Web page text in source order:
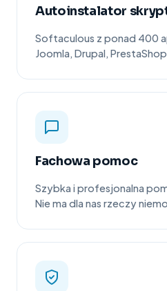
Autoinstalator
Softaculous z ponad 400
Joomla, Drupal,
Fachowa pomoc
Szybka i profesjonalna
Nie ma dla nas rzeczy